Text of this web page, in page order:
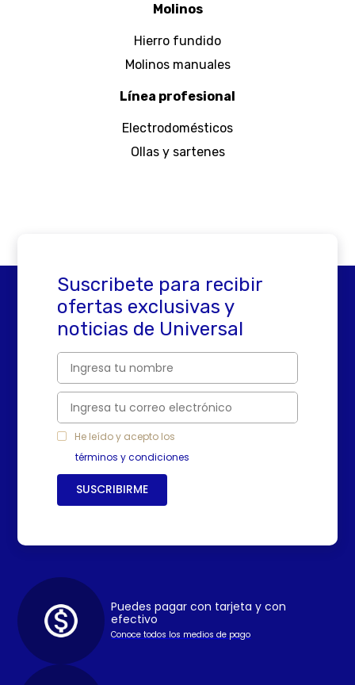
Molinos
Hierro fundido
Molinos manuales
Línea profesional
Electrodomésticos
Ollas y sartenes
Suscribete para recibir
ofertas exclusivas y
noticias de Universal
He leído y acepto los
términos y condiciones
SUSCRIBIRME
Puedes pagar con tarjeta y con
efectivo
Conoce todos los medios de pago